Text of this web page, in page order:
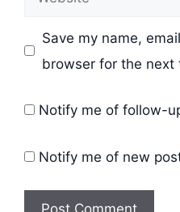
Save my name,
browser for the next
Notify me of follow-
Notify me of new